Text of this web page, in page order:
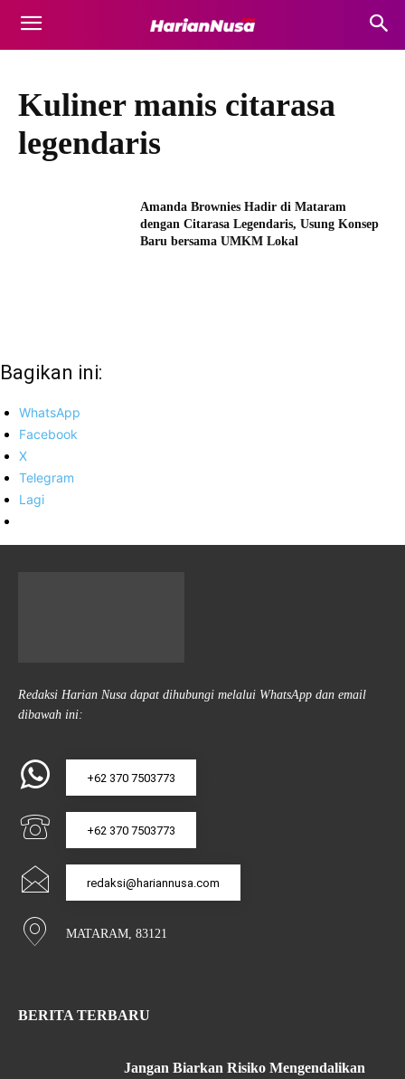
Kuliner manis citarasa
legendaris
Amanda Brownies Hadir di Mataram
dengan Citarasa Legendaris, Usung Konsep
Baru bersama UMKM Lokal
Bagikan ini:
WhatsApp
Facebook
X
Telegram
Lagi
Redaksi Harian Nusa dapat dihubungi melalui WhatsApp dan email
dibawah ini:
+62 370 7503773
+62 370 7503773
redaksi@hariannusa.com
MATARAM, 83121
BERITA TERBARU
Jangan Biarkan Risiko Mengendalikan